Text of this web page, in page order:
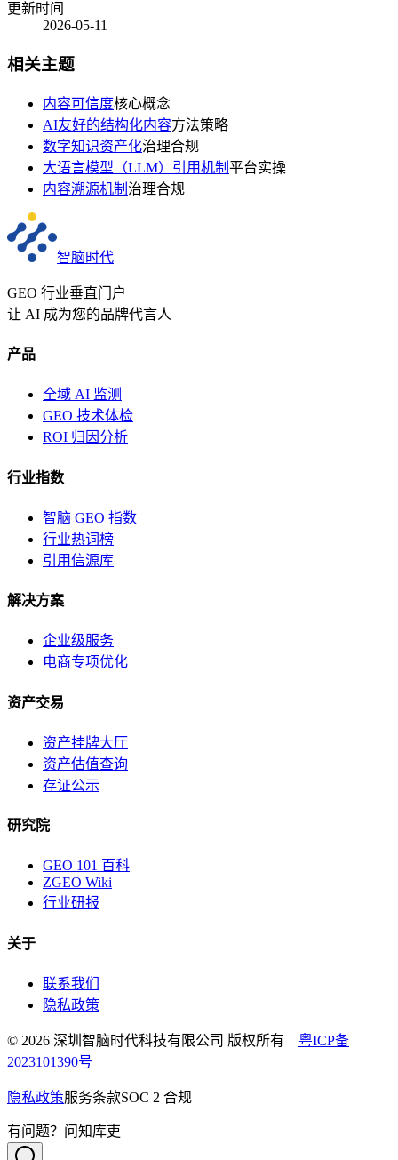
更新时间
2026-05-11
相关主题
内容可信度核心概念
AI友好的结构化内容方法策略
数字知识资产化治理合规
大语言模型（LLM）引用机制 平台实操
内容溯源机制 治理合规
智脑时代
GEO 行业垂直门户
让 AI 成为您的品牌代言人
产品
全域 AI 监测
GEO 技术体检
ROI 归因分析
行业指数
智脑 GEO 指数
行业热词榜
引用信源库
解决方案
企业级服务
电商专项优化
资产交易
资产挂牌大厅
资产估值查询
存证公示
研究院
GEO 101 百科
ZGEO Wiki
行业研报
关于
联系我们
隐私政策
© 2026 深圳智脑时代科技有限公司 版权所有 粤ICP备
2023101390号
隐私政策服务条款SOC 2 合规
有问题？问知库吏